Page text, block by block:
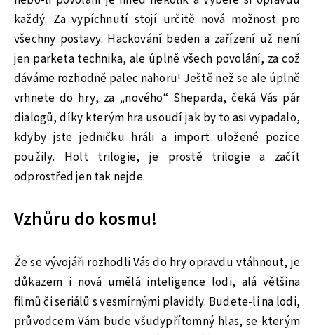
každý. Za vypíchnutí stojí určitě nová možnost pro
všechny postavy. Hackování beden a zařízení už není
jen parketa technika, ale úplně všech povolání, za což
dáváme rozhodně palec nahoru! Ještě než se ale úplně
vrhnete do hry, za „nového“ Sheparda, čeká Vás pár
dialogů, díky kterým hra usoudí jak by to asi vypadalo,
kdyby jste jedničku hráli a import uložené pozice
použily. Holt trilogie, je prostě trilogie a začít
odprostřed jen tak nejde.
Vzhůru do kosmu!
Že se vývojáři rozhodli Vás do hry opravdu vtáhnout, je
důkazem i nová umělá inteligence lodi, alá většina
filmů či seriálů s vesmírnými plavidly. Budete-li na lodi,
průvodcem Vám bude všudypřítomný hlas, se kterým